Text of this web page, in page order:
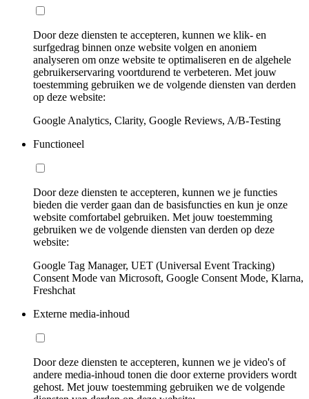
Door deze diensten te accepteren, kunnen we klik- en
surfgedrag binnen onze website volgen en anoniem
analyseren om onze website te optimaliseren en de algehele
gebruikerservaring voortdurend te verbeteren. Met jouw
toestemming gebruiken we de volgende diensten van derden
op deze website:
Google Analytics, Clarity, Google Reviews, A/B-Testing
Functioneel
Door deze diensten te accepteren, kunnen we je functies
bieden die verder gaan dan de basisfuncties en kun je onze
website comfortabel gebruiken. Met jouw toestemming
gebruiken we de volgende diensten van derden op deze
website:
Google Tag Manager, UET (Universal Event Tracking)
Consent Mode van Microsoft, Google Consent Mode, Klarna,
Freshchat
Externe media-inhoud
Door deze diensten te accepteren, kunnen we je video's of
andere media-inhoud tonen die door externe providers wordt
gehost. Met jouw toestemming gebruiken we de volgende